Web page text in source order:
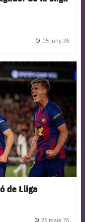
05 juny 26
badge
de Lliga
26 maig 26